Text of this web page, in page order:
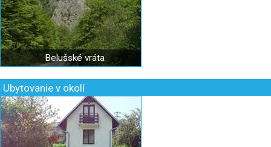
Belušské vráta
Ubytovanie v okolí